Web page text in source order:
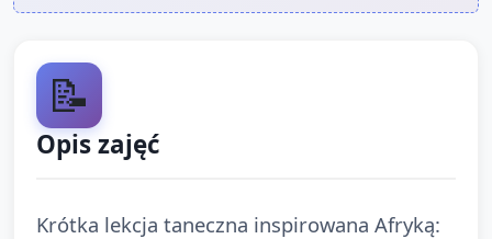
📝
Opis zajęć
Krótka lekcja taneczna inspirowana Afryką: